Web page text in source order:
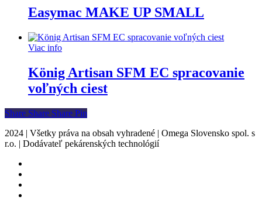
Easymac MAKE UP SMALL
Viac info
König Artisan SFM EC spracovanie
voľných ciest
Share
Share Share Share Pin
2024 | Všetky práva na obsah vyhradené | Omega Slovensko spol. s
r.o. | Dodávateľ pekárenských technológií